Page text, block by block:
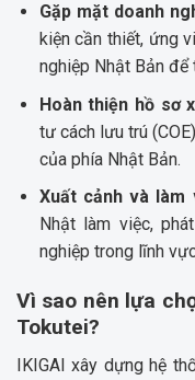
Gặp mặt doanh
kiện cần thiết, ứng
nghiệp Nhật Bản để
Hoàn thiện hồ sơ
tư cách lưu trú
của phía Nhật Bản.
Xuất cảnh và làm
Nhật làm việc,
nghiệp trong lĩnh
Vì sao nên lựa
Tokutei?
IKIGAI xây dựng hệ